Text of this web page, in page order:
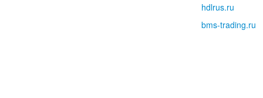
hdlrus.ru
bms-trading.ru